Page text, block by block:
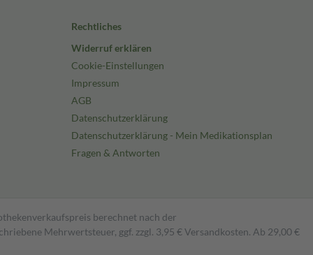
Rechtliches
Widerruf erklären
Cookie-Einstellungen
Impressum
AGB
Datenschutzerklärung
Datenschutzerklärung - Mein Medikationsplan
Fragen & Antworten
berechnet nach der
Mehrwertsteuer, ggf. zzgl. 3,95 € Versandkosten. Ab 29,00 €